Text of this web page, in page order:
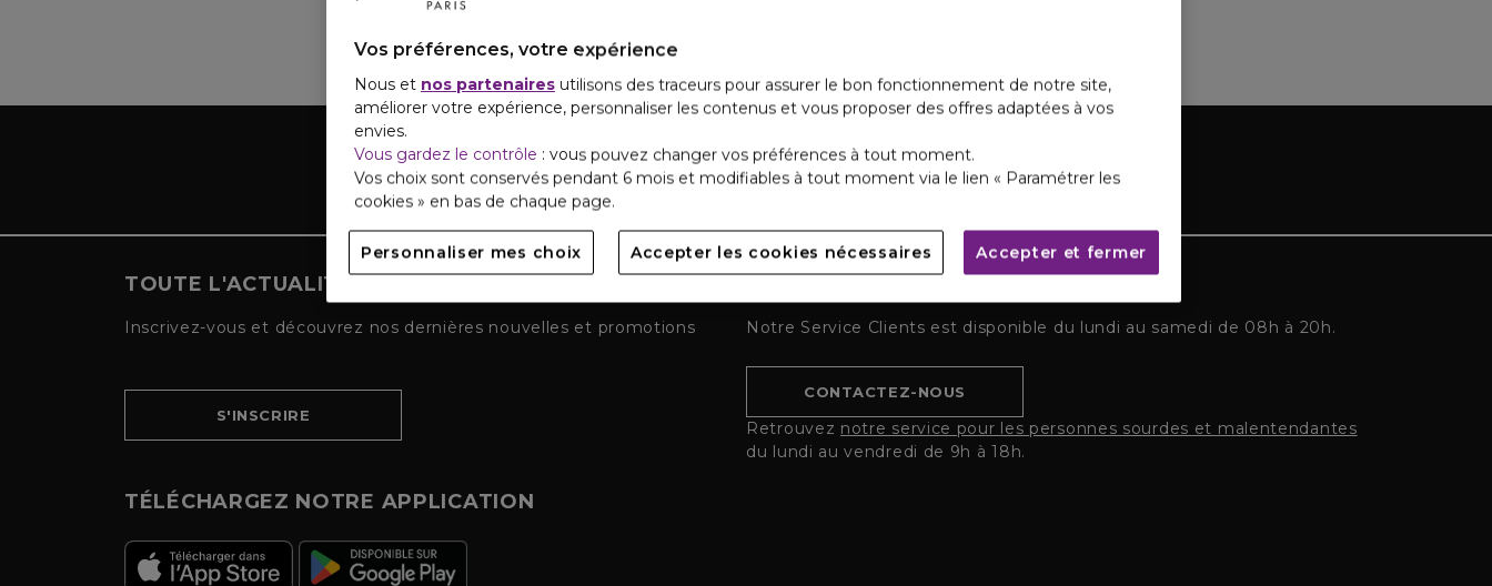
TOUTE L'ACTUALITÉ MARIONNAUD
Inscrivez-vous et découvrez nos dernières nouvelles et promotions
S'INSCRIRE
TÉLÉCHARGEZ NOTRE APPLICATION
Notre Service Clients est disponible du lundi au samedi de 08h à 20h.
CONTACTEZ-NOUS
Retrouvez notre service pour les personnes sourdes et malentendantes
du lundi au vendredi de 9h à 18h.
Vos préférences, votre expérience
Nous et nos partenaires utilisons des traceurs pour assurer le bon fonctionnement de notre site,
améliorer votre expérience, personnaliser les contenus et vous proposer des offres adaptées à vos
envies.
Vous gardez le contrôle : vous pouvez changer vos préférences à tout moment.
Vos choix sont conservés pendant 6 mois et modifiables à tout moment via le lien « Paramétrer les
cookies » en bas de chaque page.
Personnaliser mes choix Accepter les cookies nécessaires Accepter et fermer